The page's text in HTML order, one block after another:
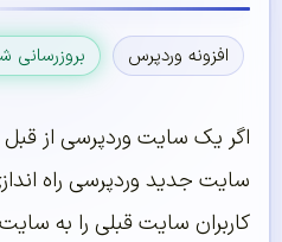
افزونه وردپرس بروزرسانی
اگر یک سایت وردپرسی از
سایت جدید وردپرسی راه
کاربران سایت قبلی را به